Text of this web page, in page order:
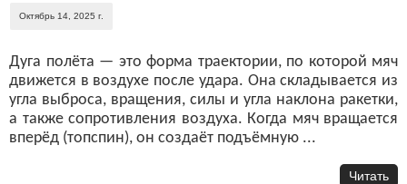
Октябрь 14, 2025 г.
Дуга полёта — это форма траектории, по которой мяч
движется в воздухе после удара. Она складывается из
угла выброса, вращения, силы и угла наклона ракетки,
а также сопротивления воздуха. Когда мяч вращается
вперёд (топспин), он создаёт подъёмную ...
Читать